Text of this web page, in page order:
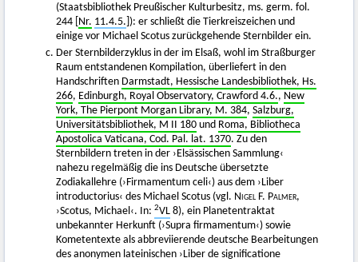
(Staatsbibliothek Preußischer Kulturbesitz, ms. germ. fol.
244 [ Nr. 11.4.5. ]): er schließt die Tierkreiszeichen und
einige vor Michael Scotus zurückgehende Sternbilder ein.
Der Sternbilderzyklus in der im Elsaß, wohl im Straßburger
Raum entstandenen Kompilation, überliefert in den
Handschriften Darmstadt, Hessische Landesbibliothek, Hs.
266, Edinburgh, Royal Observatory, Crawford 4.6., New
York, The Pierpont Morgan Library, M. 384,Salzburg,
Universitätsbibliothek, M II 180 und Roma, Bibliotheca
Apostolica Vaticana, Cod. Pal. lat. 1370. Zu den
Sternbildern treten in der ›Elsässischen Sammlung‹
nahezu regelmäßig die ins Deutsche übersetzte
Zodiakallehre (›Firmamentum celi‹) aus dem ›Liber
introductorius‹ des Michael Scotus (vgl. Nigel F. Palmer,
›Scotus, Michael‹. In:2VL 8), ein Planetentraktat
unbekannter Herkunft (›Supra firmamentum‹) sowie
Kometentexte als abbreviierende deutsche Bearbeitungen
des anonymen lateinischen ›Liber de significatione